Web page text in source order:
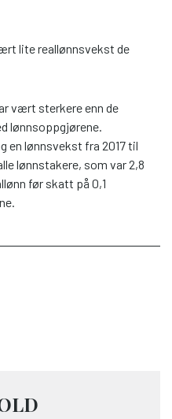
lite reallønnsvekst de
vært sterkere enn de
lønnsoppgjørene.
en lønnsvekst fra 2017 til
lønnstakere, som var 2,8
før skatt på 0,1